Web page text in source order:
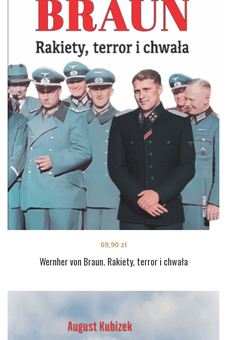
Wernher von Braun. Rakiety, terror i chwała
69,90 zł